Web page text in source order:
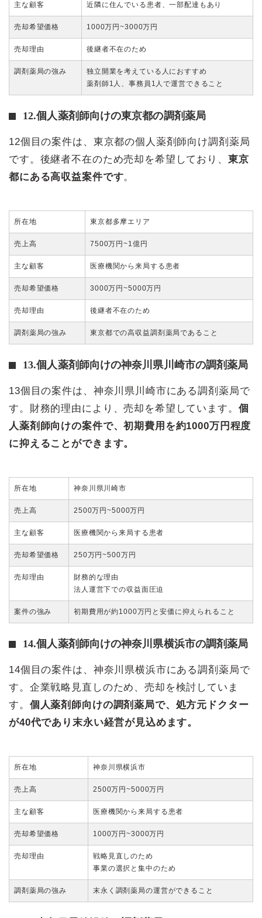
主な顧客 近隣に住んでいる患者、一部配達もあり
売却希望価格 1000万円~3000万円
売却理由 後継者不在のため
調剤薬局の強み
独立開業を考えている人におすすめ
薬剤師1人、事務員1人で運営できること
12.個人薬剤師向けの東京都の調剤薬局
12個目の案件は、東京都の個人薬剤師向け調剤薬局
です。後継者不在のため売却を希望しており、 東京
都にある高収益案件です。
所在地 東京都多摩エリア
売上高 7500万円~1億円
主な顧客 医療機関から来局する患者
売却希望価格 3000万円~5000万円
売却理由 後継者不在のため
調剤薬局の強み 東京都での高収益調剤薬局であること
13.個人薬剤師向けの神奈川県川崎市の調剤薬局
13個目の案件は、神奈川県川崎市にある調剤薬局で
す。財務的理由により、売却を希望しています。 個
人薬剤師向けの案件で、初期費用を約1000万円程度
に抑えることができます。
所在地 神奈川県川崎市
売上高 2500万円~5000万円
主な顧客 医療機関から来局する患者
売却希望価格 250万円~500万円
売却理由
財務的な理由
法人運営下での収益面圧迫
案件の強み 初期費用が約1000万円と安価に抑えられること
14.個人薬剤師向けの神奈川県横浜市の調剤薬局
14個目の案件は、神奈川県横浜市にある調剤薬局で
す。企業戦略見直しのため、売却を検討していま
す。 個人薬剤師向けの調剤薬局で、処方元ドクター
が40代であり末永い経営が見込めます。
所在地 神奈川県横浜市
売上高 2500万円~5000万円
主な顧客 医療機関から来局する患者
売却希望価格 1000万円~3000万円
売却理由
戦略見直しのため
事業の選択と集中のため
調剤薬局の強み 末永く調剤薬局の運営ができること